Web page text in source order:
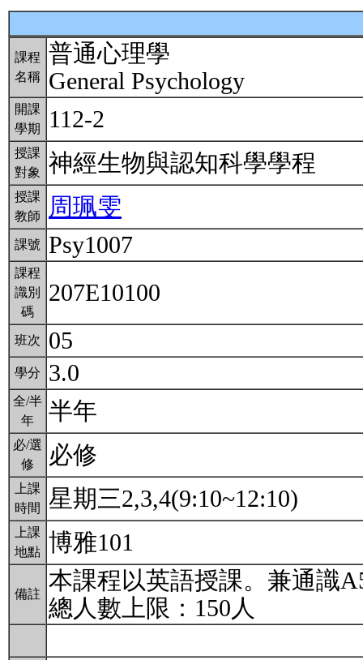
課程
名稱
普通心理學
General Psychology
開課
學期
112-2
授課
對象
神經生物與認知科學學程
授課
教師
周珮雯
課號 Psy1007
課程
識別
碼
207E10100
班次 05
學分 3.0
全/半
年
半年
必/選
修
必修
上課
時間
星期三2,3,4(9:10~12:10)
上課
地點 博雅101
備註
本課程以英語授課。兼通識
總人數上限：150人